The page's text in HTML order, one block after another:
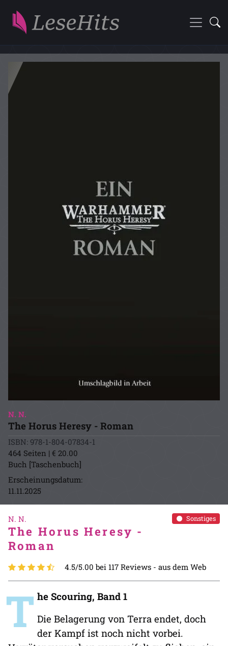
N. N.
The Horus Heresy - Roman
ISBN: 978-1-804-07834-1
464 Seiten | € 20.00
Buch [Taschenbuch]
Erscheinungsdatum:
11.11.2025
Sonstiges
N. N.
The Horus Heresy -
Roman
4.5/5.00 bei 117 Reviews - aus dem Web
T he Scouring, Band 1
Die Belagerung von Terra endet, doch
der Kampf ist noch nicht vorbei.